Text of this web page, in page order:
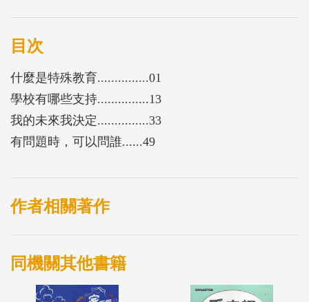
個孩子所需要的服務充分整合運用，提升學習品質，
實踐教育適性揚才的理想目標，教育部首次推出特殊
目次
什麼是特殊教育...............01
學校有哪些支持...............13
我的未來我決定...............33
有問題時，可以問誰......49
作者相關著作
同機關其他書籍